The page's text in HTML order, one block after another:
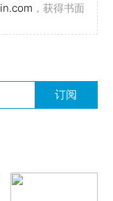
，获得书面
订阅